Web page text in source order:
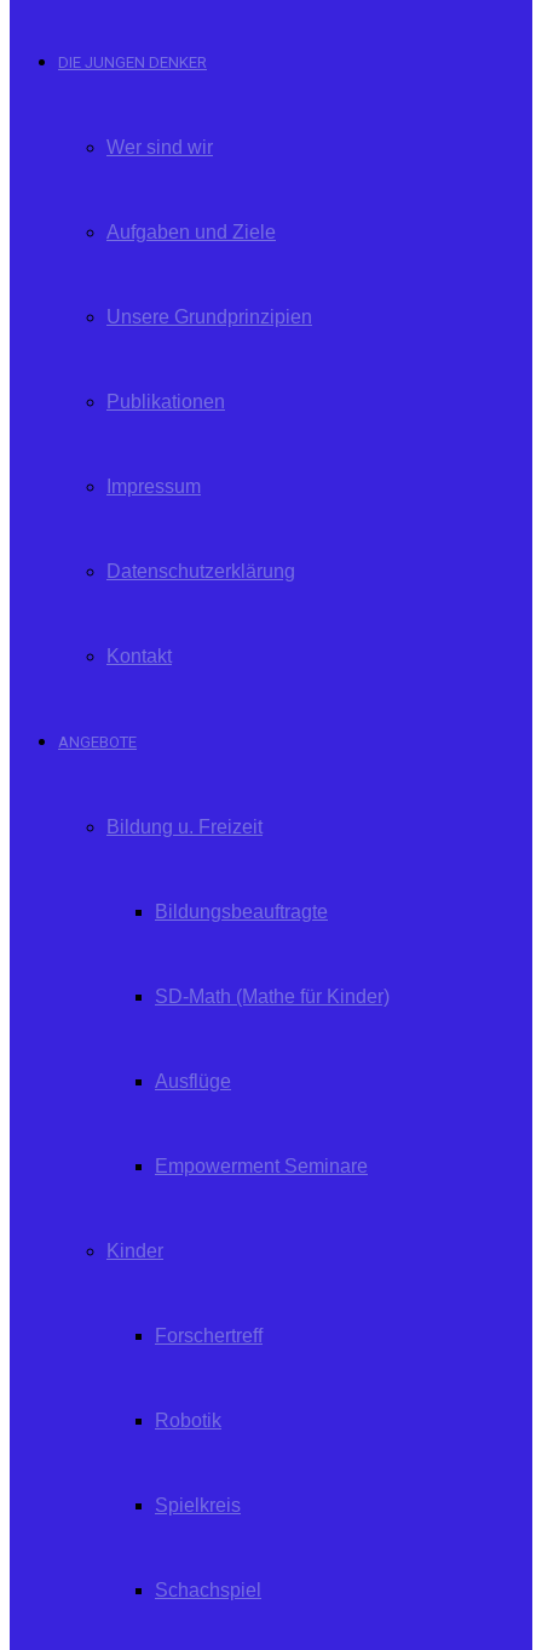
DIE JUNGEN DENKER
Wer sind wir
Aufgaben und Ziele
Unsere Grundprinzipien
Publikationen
Impressum
Datenschutzerklärung
Kontakt
ANGEBOTE
Bildung u. Freizeit
Bildungsbeauftragte
SD-Math (Mathe für Kinder)
Ausflüge
Empowerment Seminare
Kinder
Forschertreff
Robotik
Spielkreis
Schachspiel